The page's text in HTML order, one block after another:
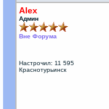
Alex
Админ
Вне Форума
Настрочил: 11 595
Краснотурьинск